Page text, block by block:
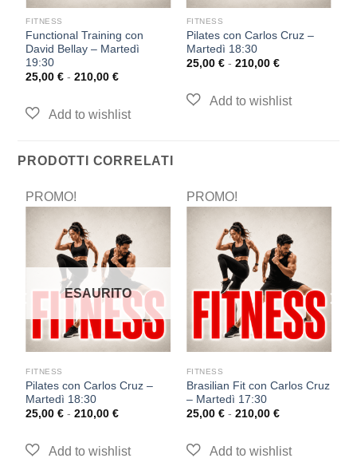
FITNESS
Functional Training con
David Bellay – Martedì
19:30
25,00€ - 210,00€
FITNESS
Pilates con Carlos Cruz –
Martedì 18:30
25,00 € - 210,00 €
PRODOTTI CORRELATI
PROMO!
ESAURITO
FITNESS
Pilates con Carlos Cruz –
Martedì 18:30
25,00€ - 210,00€
PROMO!
FITNESS
Brasilian Fit con Carlos Cruz
– Martedì 17:30
25,00 € - 210,00 €